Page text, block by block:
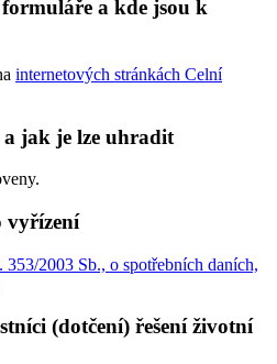
a kde jsou k
internetových stránkách Celní
jak je lze uhradit
vyřízení
353/2003 Sb., o spotřebních daních,
(dotčení) řešení životní